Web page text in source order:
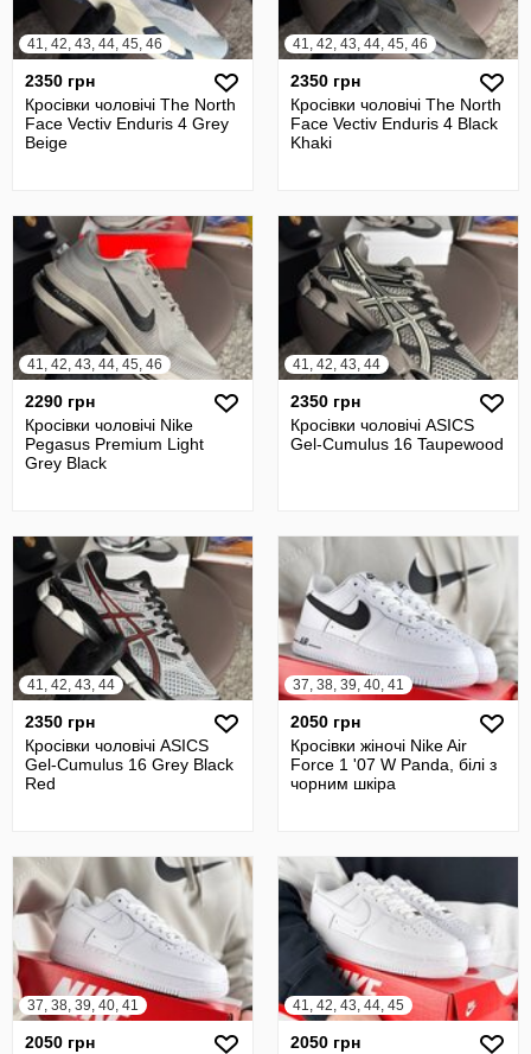
41, 42, 43, 44, 45, 46
2350 грн
Кросівки чоловічі The North
Face Vectiv Enduris 4 Grey
Beige
41, 42, 43, 44, 45, 46
2350 грн
Кросівки чоловічі The North
Face Vectiv Enduris 4 Black
Khaki
41, 42, 43, 44, 45, 46
2290 грн
Кросівки чоловічі Nike
Pegasus Premium Light
Grey Black
41, 42, 43, 44
2350 грн
Кросівки чоловічі ASICS
Gel-Cumulus 16 Taupewood
41, 42, 43, 44
2350 грн
Кросівки чоловічі ASICS
Gel-Cumulus 16 Grey Black
Red
37, 38, 39, 40, 41
2050 грн
Кросівки жіночі Nike Air
Force 1 '07 W Panda, білі з
чорним шкіра
37, 38, 39, 40, 41
2050 грн
41, 42, 43, 44, 45
2050 грн